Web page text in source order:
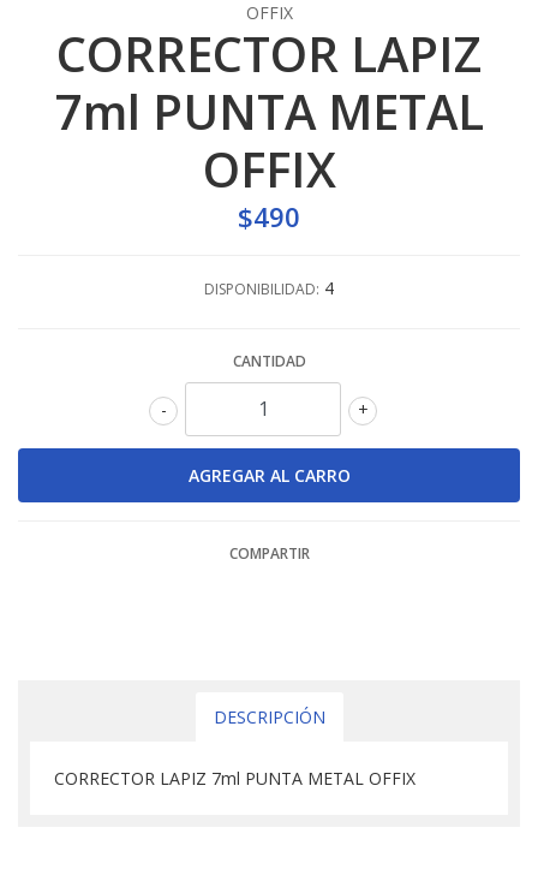
OFFIX
CORRECTOR LAPIZ
7ml PUNTA METAL
OFFIX
$490
DISPONIBILIDAD: 4
CANTIDAD
+
-
COMPARTIR
DESCRIPCIÓN
CORRECTOR LAPIZ 7ml PUNTA METAL OFFIX